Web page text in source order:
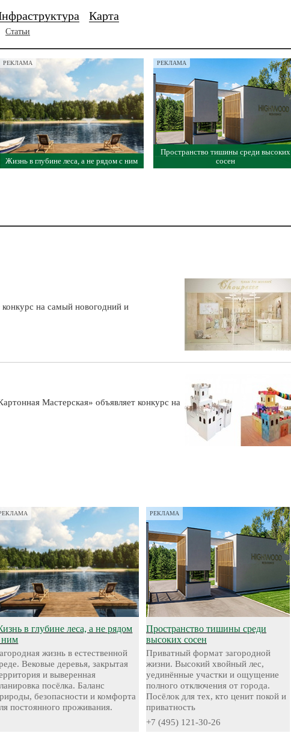
Карта
Статьи
РЕКЛАМА
Жизнь в глубине леса, а не рядом с ним
РЕКЛАМА
Пространство тишины среди высоких
сосен
на самый новогодний и
Мастерская» объявляет конкурс на
в глубине леса, а не рядом
ним
жизнь в естественной
Вековые деревья, закрытая
и выверенная
посёлка. Баланс
безопасности и комфорта
постоянного проживания.
РЕКЛАМА
Пространство тишины среди
высоких сосен
Приватный формат загородной
жизни. Высокий хвойный лес,
уединённые участки и ощущение
полного отключения от города.
Посёлок для тех, кто ценит покой и
приватность
+7 (495) 121-30-26